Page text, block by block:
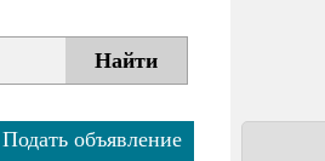
Подать объявление